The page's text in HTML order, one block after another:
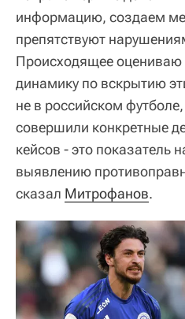
информацию, создаем
препятствуют
Происходящее оцениваю
динамику по вскрытию
не в российском
совершили конкретные
кейсов - это показатель
выявлению
сказал Митрофанов.